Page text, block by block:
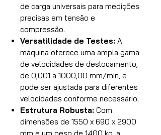
de carga universais para medições
precisas em tensão e
compressão.
Versatilidade de Testes: A
máquina oferece uma ampla gama
de velocidades de deslocamento,
de 0,001 a 1000,00 mm/min, e
pode ser ajustada para diferentes
velocidades conforme necessário.
Estrutura Robusta: Com
dimensões de 1550 x 690 x 2900